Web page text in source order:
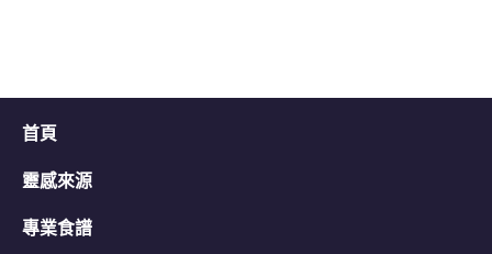
首頁
靈感來源
專業食譜